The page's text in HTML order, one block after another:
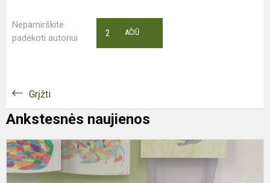
Nepamirškite
padėkoti autoriui
AČIŪ
2
Grįžti
Ankstesnės naujienos